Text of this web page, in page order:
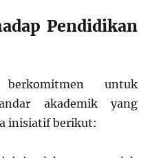
Pendidikan
untuk
akademik yang
inisiatif berikut: